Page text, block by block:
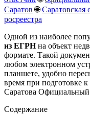
Саратов🌐Саратовская
росреестра
Одной из наиболее
из ЕГРНна объект
формате. Такой
любом электронном
планшете, удобно
время при подготовке
Саратова
Содержание